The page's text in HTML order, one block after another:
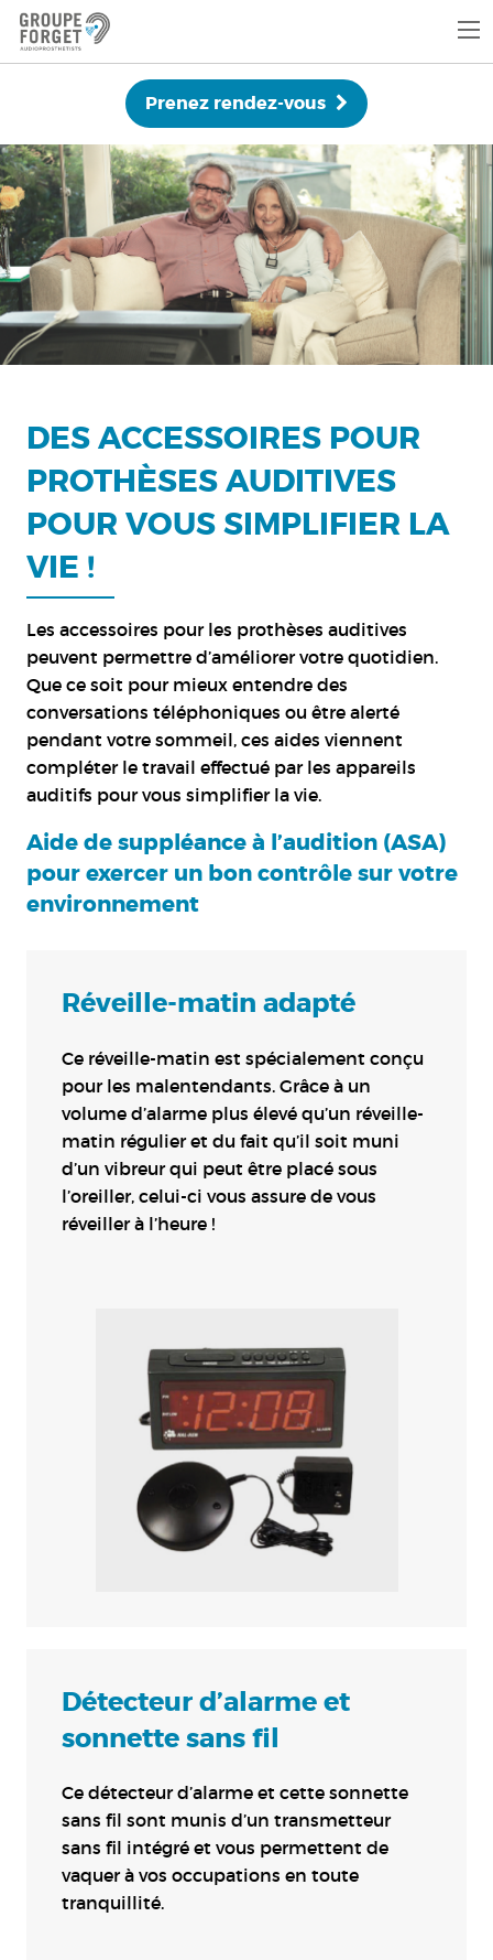
Prenez rendez-vous
DES ACCESSOIRES POUR
PROTHÈSES AUDITIVES
POUR VOUS SIMPLIFIER LA
VIE !
Les accessoires pour les prothèses auditives
peuvent permettre d’améliorer votre quotidien.
Que ce soit pour mieux entendre des
conversations téléphoniques ou être alerté
pendant votre sommeil, ces aides viennent
compléter le travail effectué par les appareils
auditifs pour vous simplifier la vie.
Aide de suppléance à l’audition (ASA)
pour exercer un bon contrôle sur votre
environnement
Réveille-matin adapté
Ce réveille-matin est spécialement conçu
pour les malentendants. Grâce à un
volume d’alarme plus élevé qu’un réveille-
matin régulier et du fait qu’il soit muni
d’un vibreur qui peut être placé sous
l’oreiller, celui-ci vous assure de vous
réveiller à l’heure !
Détecteur d’alarme et
sonnette sans fil
Ce détecteur d’alarme et cette sonnette
sans fil sont munis d’un transmetteur
sans fil intégré et vous permettent de
vaquer à vos occupations en toute
tranquillité.